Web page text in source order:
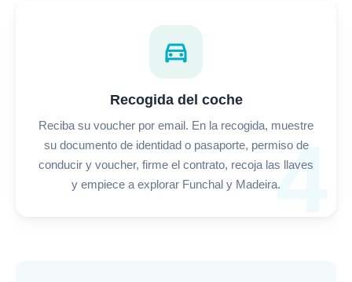
4
directions_car
Recogida del coche
Reciba su voucher por email. En la recogida, muestre
su documento de identidad o pasaporte, permiso de
conducir y voucher, firme el contrato, recoja las llaves
y empiece a explorar Funchal y Madeira.